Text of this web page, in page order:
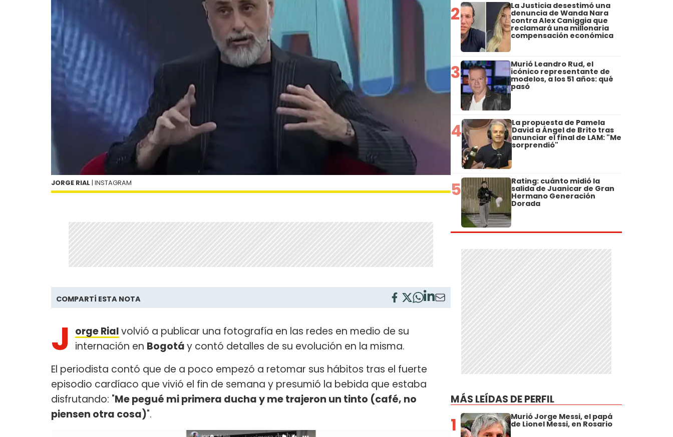
JORGE RIAL | INSTAGRAM
COMPARTÍ ESTA NOTA
J orge Rialvolvió a publicar una fotografía en las redes en medio de su
internación en Bogotáy contó detalles de su evolución en la misma.
El periodista contó que de a poco empezó a retomar sus hábitos tras el fuerte
episodio cardíaco que vivió el fin de semana y presumió la bebida que estaba
disfrutando: "Me pegué mi primera ducha y me trajeron un tinto (café, no
piensen otra cosa)".
2 La Justicia desestimó una
denuncia de Wanda Nara
contra Alex Caniggia que
reclamará una millonaria
compensación económica
3 Murió Leandro Rud, el
icónico representante de
modelos, a los 51 años: qué
pasó
4 La propuesta de Pamela
David a Ángel de Brito tras
anunciar el final de LAM: "Me
sorprendió"
5 Rating: cuánto midió la
salida de Juanicar de Gran
Hermano Generación
Dorada
MÁS LEÍDAS DE PERFIL
1 Murió Jorge Messi, el papá
de Lionel Messi, en Rosario